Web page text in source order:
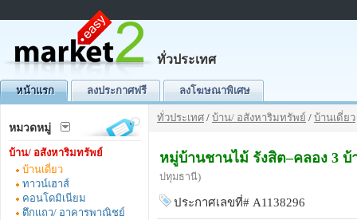
ทั่วประเทศ
หน้าแรก ลงประกาศฟรี ลงโฆษณาพิเศษ
หมวดหมู่
บ้าน/ อสังหาริมทรัพย์
บ้านเดี่ยว
ทาวน์เฮาส์
คอนโดมิเนียม
ตึกแถว/ อาคารพาณิชย์
ทั่วประเทศ / บ้าน/ อสังหาริมทรัพย์ / บ้านเดี่ยว
หมู่บ้านชานไม้ รังสิต–คลอง 3
ปทุมธานี)
ประกาศเลขที่# A1138296